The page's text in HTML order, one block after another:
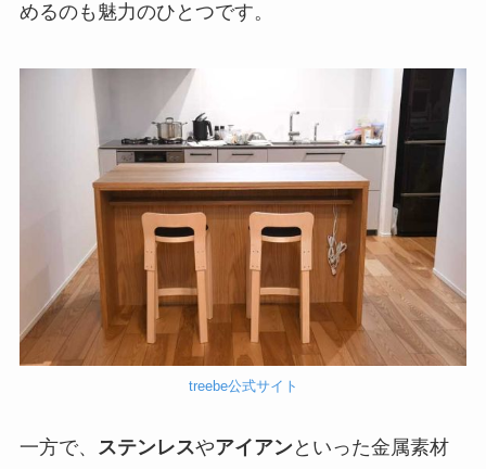
めるのも魅力のひとつです。
treebe公式サイト
一方で、 ステンレスやアイアンといった金属素材